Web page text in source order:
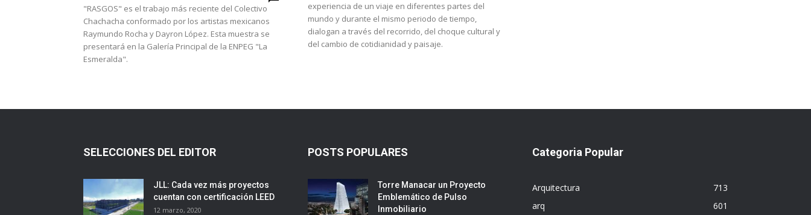
"RASGOS" es el trabajo más reciente del Colectivo
Chachacha conformado por los artistas mexicanos
Raymundo Rocha y Dayron López. Esta muestra se
presentará en la Galería Principal de la ENPEG "La
Esmeralda".
experiencia de un viaje en diferentes partes del
mundo y durante el mismo periodo de tiempo,
dialogan a través del recorrido, del choque cultural y
del cambio de cotidianidad y paisaje.
SELECCIONES DEL EDITOR
JLL: Cada vez más proyectos
cuentan con certificación LEED
12 marzo, 2020
POSTS POPULARES
Torre Manacar un Proyecto
Emblemático de Pulso
Inmobiliario
Categoria Popular
Arquitectura
713
arq
601